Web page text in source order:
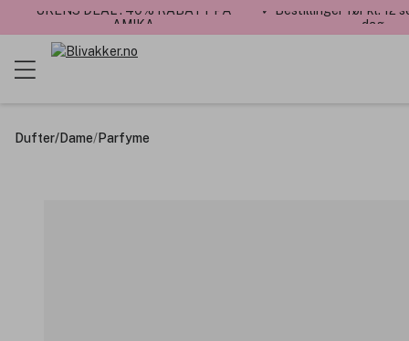
UKENS DEAL : 40% RABATT PÅ
AMIKA
✓ Bestillinger før kl. 12
dag
Dufter/Dame/Parfyme